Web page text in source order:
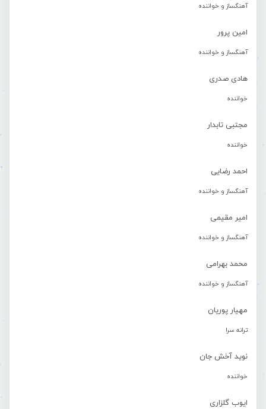
آهنگساز و خواننده
امین پرور
آهنگساز و خواننده
هادی صدری
خواننده
مجتبی تابدار
خواننده
احمد رضایی
آهنگساز و خواننده
امیر مقیمی
آهنگساز و خواننده
محمد بهرامی
آهنگساز و خواننده
مهیار پوریان
ترانه سرا
نوید آخش جان
خواننده
ایوب گلزاری